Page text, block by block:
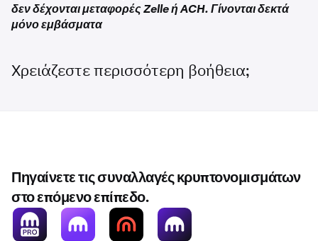
δεν δέχονται μεταφορές Zelle ή ACH. Γίνονται δεκτά
μόνο εμβάσματα
Χρειάζεστε περισσότερη βοήθεια;
Πηγαίνετε τις συναλλαγές κρυπτονομισμάτων
στο επόμενο επίπεδο.